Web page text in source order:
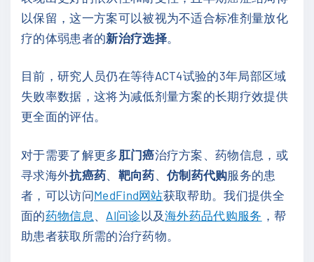
以保留，这一方案可以被视为不适合标准剂量放化
疗的体弱患者的新治疗选择。
目前，研究人员仍在等待ACT4试验的3年局部区域
失败率数据，这将为减低剂量方案的长期疗效提供
更全面的评估。
对于需要了解更多 肛门癌治疗方案、药物信息，或
寻求海外抗癌药 靶向药 仿制药代购服务的患
者，可以访问MedFind网站获取帮助。我们提供全
面的药物信息 AI问诊以及海外药品代购服务 ，帮
助患者获取所需的治疗药物。